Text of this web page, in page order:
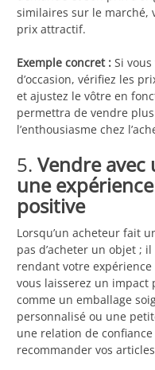
similaires sur le marché,
prix attractif.
Exemple concret : Si
d’occasion, vérifiez les
et ajustez le vôtre en
permettra de vendre
l’enthousiasme chez
5. Vendre
une
positive
Lorsqu’un acheteur fait
pas d’acheter un objet ;
rendant votre
vous laisserez un impact
comme un emballage
personnalisé ou une
une relation de
recommander vos